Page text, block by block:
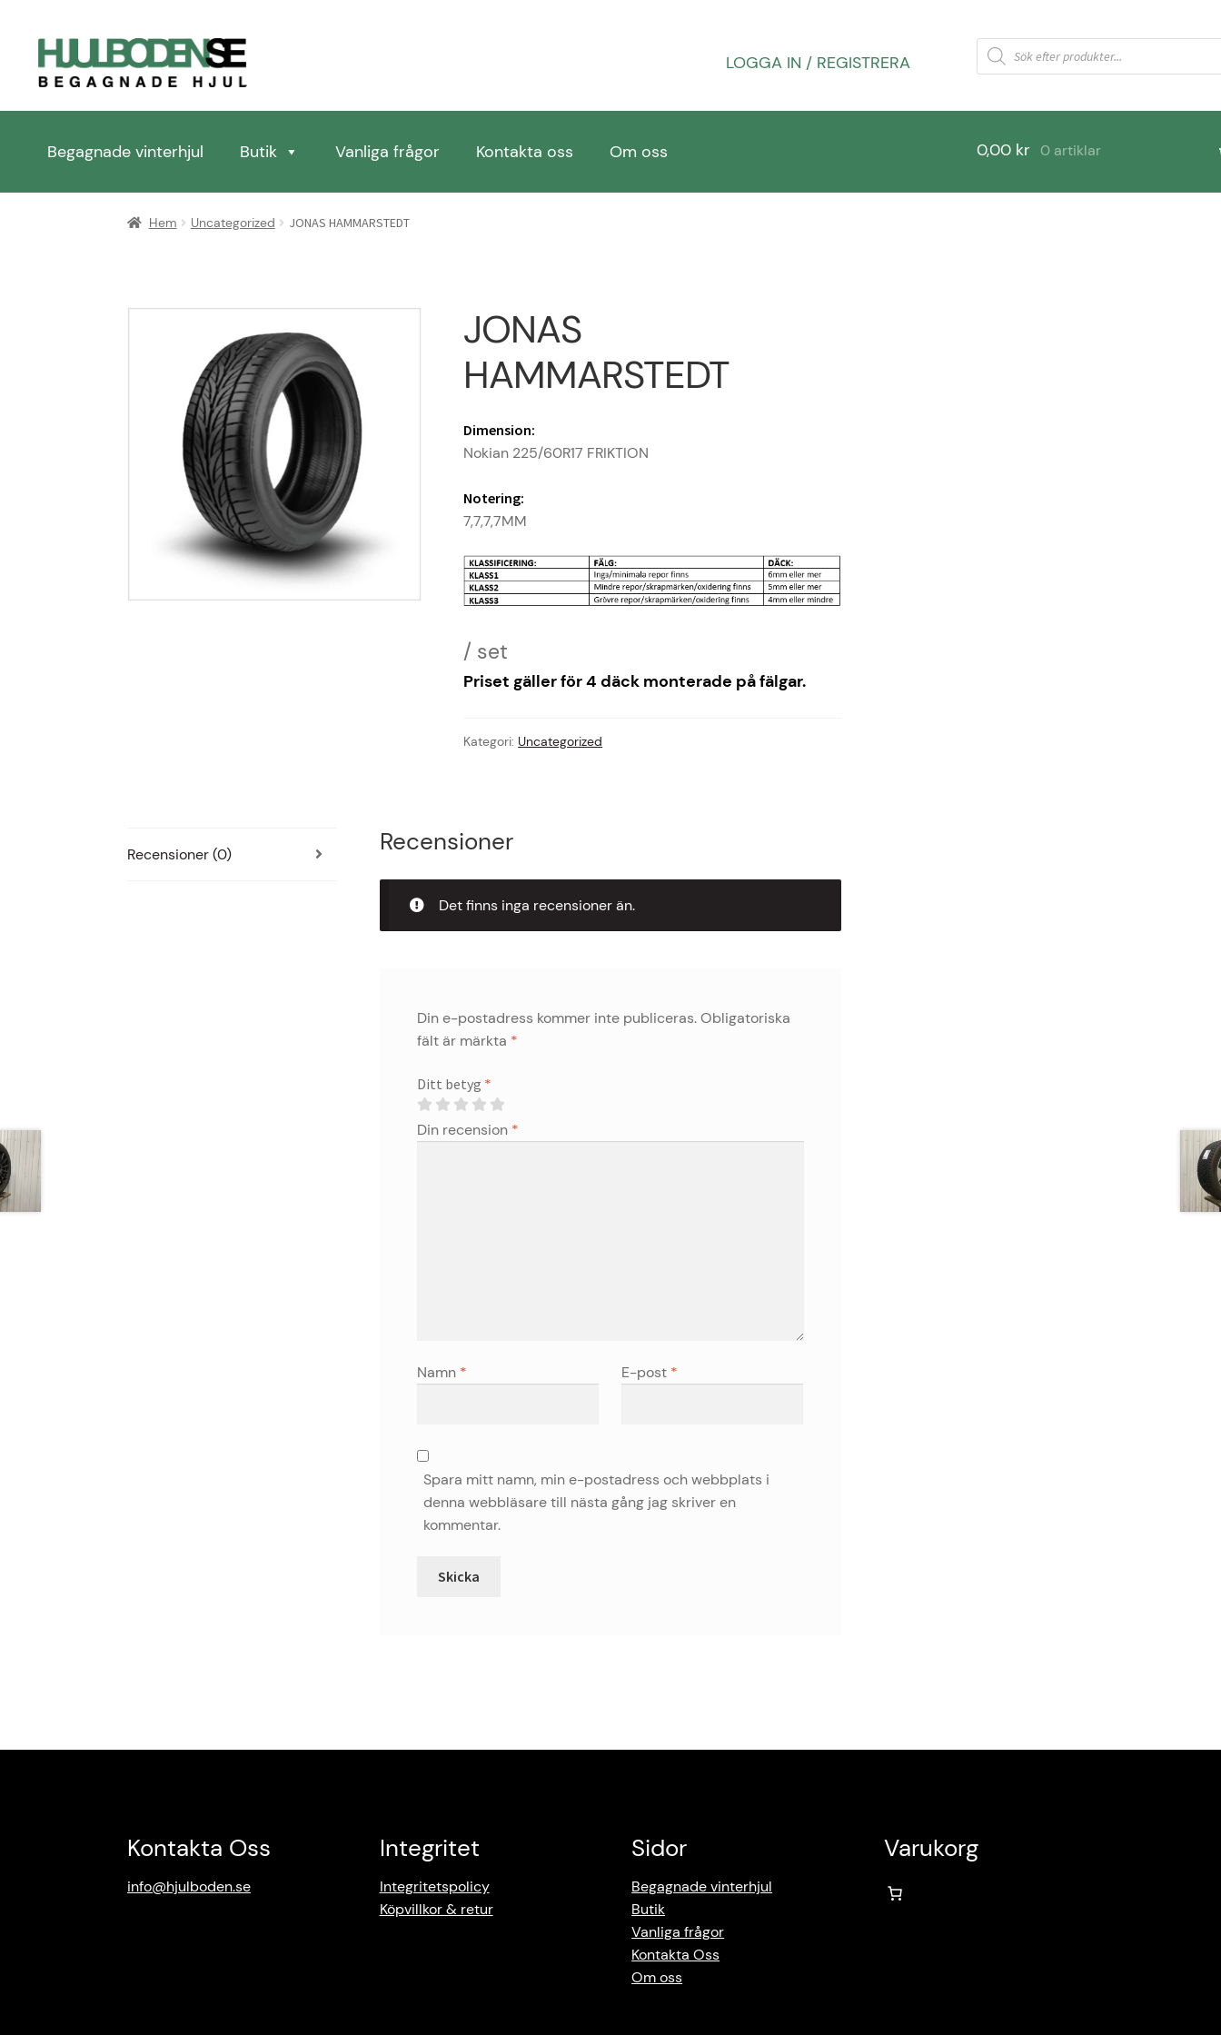
Hoppa
till
Hoppa
till
LOGGA IN / REGISTRERA
Products
search
Begagnade vinterhjul Butik Vanliga frågor Kontakta oss Om oss
IntegritetspolicyKassan Kontakta ossKöpvillkor & retur
0,00 kr 0 artiklar
Hem Uncategorized JONAS HAMMARSTEDT
JONAS
HAMMARSTEDT
Dimension:
Nokian 225/60R17 FRIKTION
Notering:
7,7,7,7MM
Priset gäller för 4 däck monterade på fälgar.
Kategori: Uncategorized
Recensioner (0) Recensioner
Det finns inga recensioner än.
Din e-postadress kommer inte publiceras. Obligatoriska
fält är märkta *
Ditt betyg *
Din recension *
Namn * E-post *
Spara mitt namn, min e-postadress och webbplats i
denna webbläsare till nästa gång jag skriver en
kommentar.
Kontakta Oss
info@hjulboden.se
Integritet
Integritetspolicy
Köpvillkor & retur
Sidor
Begagnade vinterhjul
Butik
Vanliga frågor
Kontakta Oss
Om oss
Varukorg